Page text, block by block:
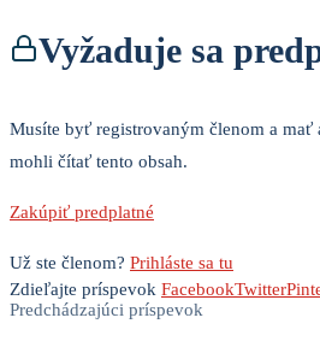
Vyžaduje sa
Musíte byť registrovaným členom a mať
mohli čítať tento obsah.
Zakúpiť predplatné
Už ste členom? Prihláste sa tu
Zdieľajte príspevok FacebookTwitter
Predchádzajúci príspevok